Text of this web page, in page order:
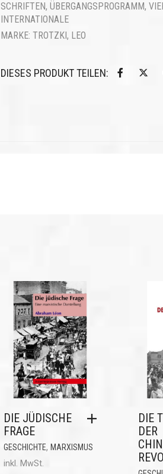
SCHRIFTEN, ÜBERGANGSPROGRAMM,
INTERNATIONALE
MARKE: TROTZKI, LEO
DIESES PRODUKT TEILEN:
DIE JÜDISCHE
FRAGE
GESCHICHTE, MARXISMUS
inkl. MwSt.
DIE
DER